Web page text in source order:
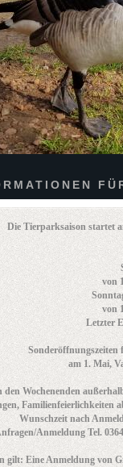
Die Tierparksaison startet
von
von
Letzter
am 1. Mai,
den Wochenenden
Familienfeierlichkeiten
Wunschzeit nach
Anmeldung Tel.
gilt: Eine Anmeldung von